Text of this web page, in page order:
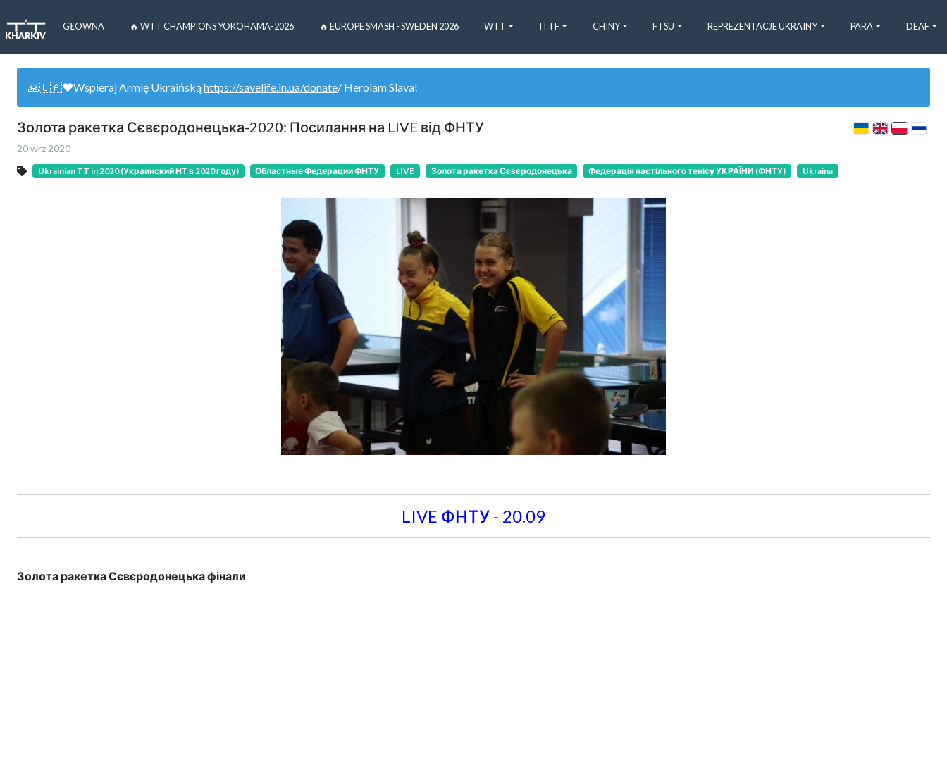
GŁOWNA 🔥 WTT CHAMPIONS YOKOHAMA-2026 🔥 EUROPE SMASH - SWEDEN 2026 WTT ITTF CHINY FTSU REPREZENTACJE UKRAINY PARA DEAF
🙏🇺🇦❤️Wspieraj Armię Ukraińskąhttps://savelife.in.ua/donate/ Heroiam Slava!
Золота ракетка Сєвєродонецька-2020: Посилання на LIVE від ФНТУ
20 wrz 2020
Ukrainian TT in 2020 (Украинский НТ в 2020 году) Областные Федерации ФНТУ LIVE Золота ракетка Сєвєродонецька Федерація настільного тенісу УКРАЇНИ (ФНТУ) Ukraina
LIVE ФНТУ - 20.09
Золота ракетка Сєвєродонецька фінали